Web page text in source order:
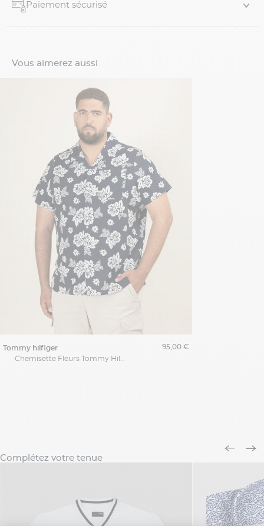
Paiement sécurisé
Vous aimerez aussi
tommy hilfiger
95,00 €
Complétez votre tenue